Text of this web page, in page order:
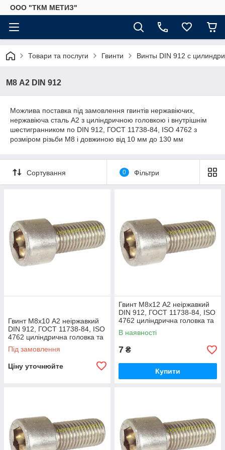
ООО "ТКМ МЕТИЗ"
Товари та послуги Гвинти Винты DIN 912 с
М8 А2 DIN 912
Можлива поставка під замовлення гвинтів нержавіючих,
нержавіюча сталь А2 з циліндричною головкою і внутрішнім
шестигранником по DIN 912, ГОСТ 11738-84, ISO 4762 з
розміром різьби М8 і довжиною від 10 мм до 130 мм
Сортування 0 Фільтри
Гвинт М8х10 А2 неіржавкий
DIN 912, ГОСТ 11738-84, ISO
4762 циліндрична головка та
внутрішній шестигранник
Під замовлення
Ціну уточнюйте
Гвинт М8х12 А2 неіржавкий
DIN 912, ГОСТ 11738-84, ISO
4762 циліндрична головка та
внутрішній шестигранник
В наявності
7 ₴
Купити